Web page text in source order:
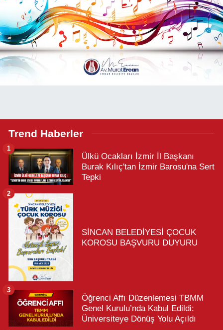
Trend Haberler
Ülkü Ocakları İzmir İl Başkanı
Burak Kılıç'tan İzmir Barosu'na Sert
Tepki
1
SİNCAN BELEDİYESİ ÇOCUK
KOROSU BAŞVURU DUYURU
2
Öğrenci Affı Düzenlemesi TBMM
Genel Kurulu’nda Kabul Edildi:
Üniversiteye Dönüş Yolu Açıldı
3